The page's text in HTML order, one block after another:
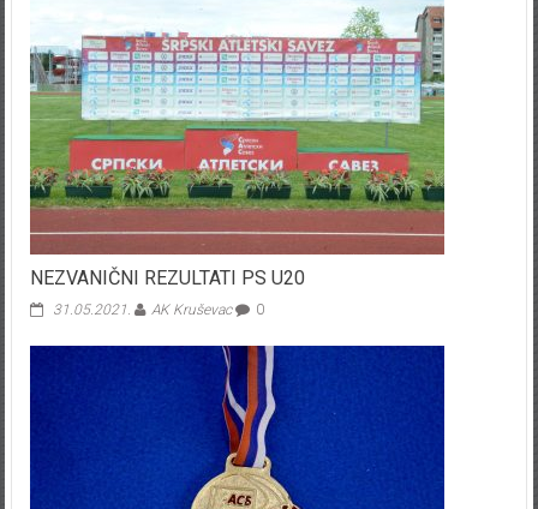
NEZVANIČNI REZULTATI PS U20
31.05.2021. AK Kruševac 0